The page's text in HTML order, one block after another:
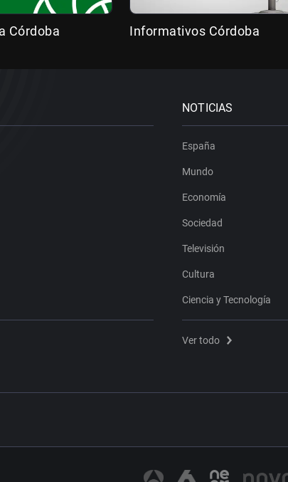
Córdoba Informativos Córdoba
NOTICIAS
España
Mundo
Economía
Sociedad
Televisión
Cultura
Ciencia y Tecnología
Ver todo